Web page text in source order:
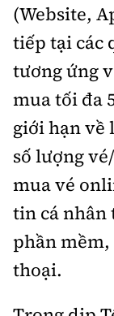
(Website,
tiếp tại các
tương ứng
mua tối đa
giới hạn về
số lượng
mua vé
tin cá nhân
phần mềm,
thoại.